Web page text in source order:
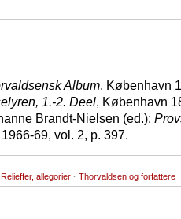
Album, København
1.-2. Deel, København
Brandt-Nielsen (ed.):
69, vol. 2, p. 397.
Relieffer, allegorier · Thorvaldsen og forfattere